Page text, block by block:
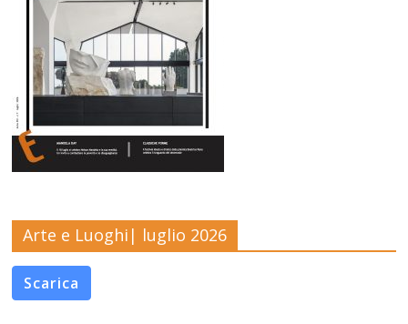
Arte e Luoghi| luglio 2026
Scarica